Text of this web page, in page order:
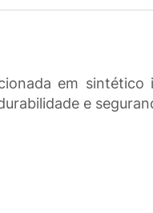
em sintético
e